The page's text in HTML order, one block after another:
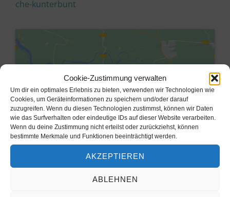
Cookie-Zustimmung verwalten
Um dir ein optimales Erlebnis zu bieten, verwenden wir Technologien wie
Cookies, um Geräteinformationen zu speichern und/oder darauf
zuzugreifen. Wenn du diesen Technologien zustimmst, können wir Daten
wie das Surfverhalten oder eindeutige IDs auf dieser Website verarbeiten.
Wenn du deine Zustimmung nicht erteilst oder zurückziehst, können
bestimmte Merkmale und Funktionen beeinträchtigt werden.
AKZEPTIEREN
ABLEHNEN
che-kunterbunt
Klicke hier, um Marketing-Cookies
zu akzeptieren und diesen Inhalt zu
aktivieren